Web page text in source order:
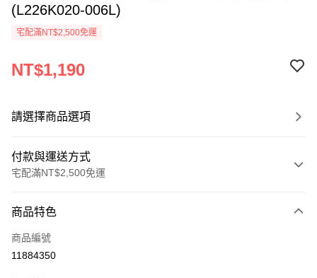
(L226K020-006L)
宅配滿NT$2,500免運
NT$1,190
請選擇商品選項
付款與運送方式
宅配滿NT$2,500免運
信用卡一次付款
LINE Pay
商品特色
商品編號
11884350